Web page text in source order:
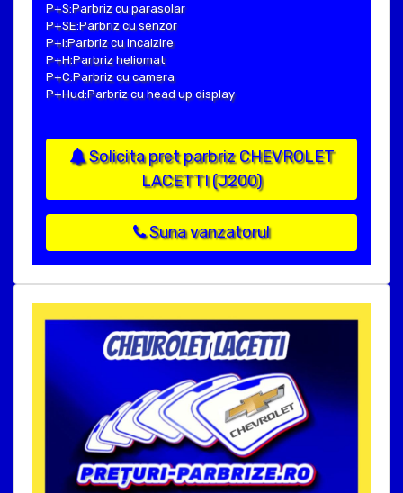
P+S:Parbriz cu parasolar
P+SE:Parbriz cu senzor
P+I:Parbriz cu incalzire
P+H:Parbriz heliomat
P+C:Parbriz cu camera
P+Hud:Parbriz cu head up display
Solicita pret parbriz CHEVROLET
LACETTI (J200)
Suna vanzatorul